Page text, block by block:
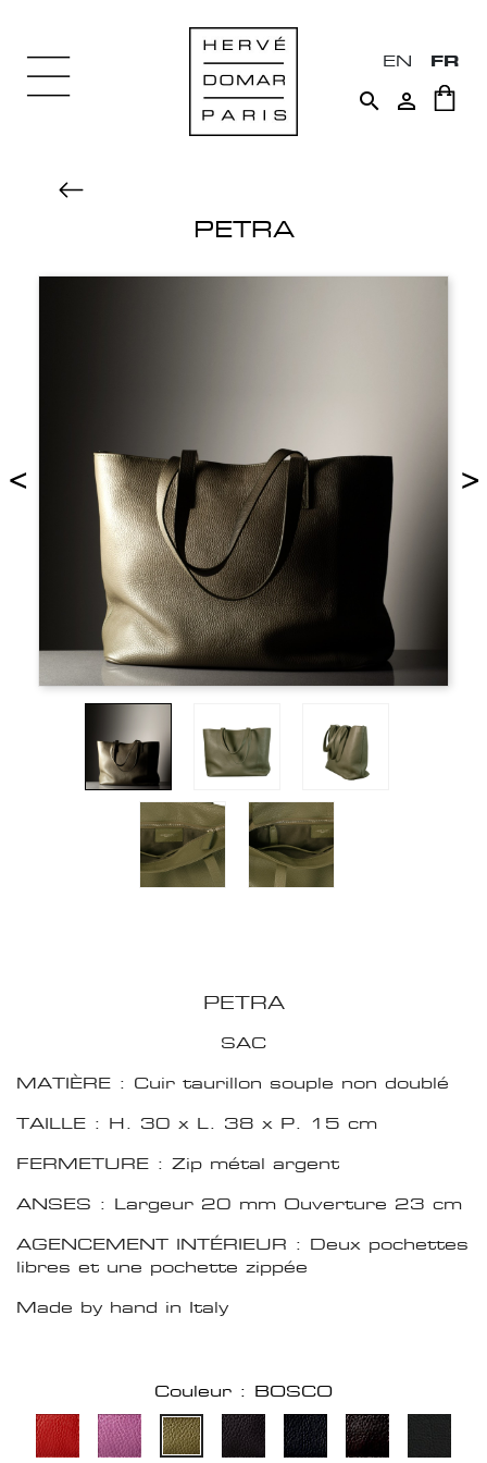
EN FR
 
PETRA
< >
PETRA
SAC
MATIÈRE : Cuir taurillon souple non doublé
TAILLE : H. 30 x L. 38 x P. 15 cm
FERMETURE : Zip métal argent
ANSES : Largeur 20 mm Ouverture 23 cm
AGENCEMENT INTÉRIEUR : Deux pochettes
libres et une pochette zippée
Made by hand in Italy
Couleur : BOSCO